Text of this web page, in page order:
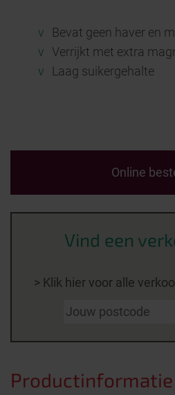
v
Bevat geen haver en
v Verrijkt met extra
v
Laag suikergehalte
Online
Vind een
> Klik hier voor alle
Productinformatie